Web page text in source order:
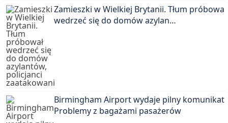
Zamieszki w Wielkiej Brytanii. Tłum próbował
wedrzeć się do domów azylan…
Birmingham Airport wydaje pilny komunikat.
Problemy z bagażami pasażerów